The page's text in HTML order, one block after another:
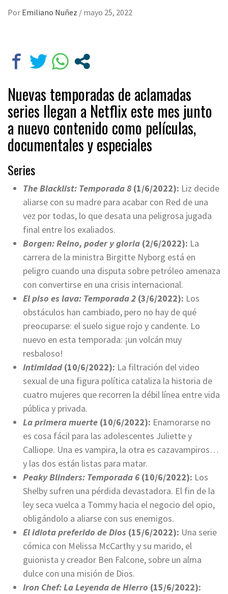
Por Emiliano Nuñez / mayo 25, 2022
Nuevas temporadas de aclamadas
series llegan a Netflix este mes junto
a nuevo contenido como películas,
documentales y especiales
Series
The Blacklist: Temporada 8 (1/6/2022): Liz decide
aliarse con su madre para acabar con Red de una
vez por todas, lo que desata una peligrosa jugada
final entre los exaliados.
Borgen: Reino, poder y gloria (2/6/2022): La
carrera de la ministra Birgitte Nyborg está en
peligro cuando una disputa sobre petróleo amenaza
con convertirse en una crisis internacional.
El piso es lava: Temporada 2 (3/6/2022): Los
obstáculos han cambiado, pero no hay de qué
preocuparse: el suelo sigue rojo y candente. Lo
nuevo en esta temporada: ¡un volcán muy
resbaloso!
Intimidad(10/6/2022): La filtración del video
sexual de una figura política cataliza la historia de
cuatro mujeres que recorren la débil línea entre vida
pública y privada.
La primera muerte (10/6/2022): Enamorarse no
es cosa fácil para las adolescentes Juliette y
Calliope. Una es vampira, la otra es cazavampiros…
y las dos están listas para matar.
Peaky Blinders: Temporada 6(10/6/2022): Los
Shelby sufren una pérdida devastadora. El fin de la
ley seca vuelca a Tommy hacia el negocio del opio,
obligándolo a aliarse con sus enemigos.
El idiota preferido de Dios (15/6/2022): Una serie
cómica con Melissa McCarthy y su marido, el
guionista y creador Ben Falcone, sobre un alma
dulce con una misión de Dios.
Iron Chef: La Leyenda de Hierro (15/6/2022):